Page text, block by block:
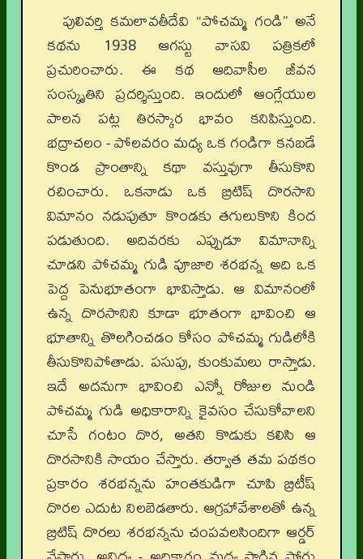
పులివర్తి కమలావతీదేవి “పోచమ్మ గండి” అనే
కథను 1938 ఆగస్టు వాసవి పత్రికలో
ప్రచురించారు. ఈ కథ ఆదివాసీల జీవన
సంస్కృతిని ప్రదర్శిస్తుంది. ఇందులో ఆంగ్లేయుల
పాలన పట్ల తిరస్కార భావం కనిపిస్తుంది.
భద్రాచలం - పోలవరం మధ్య ఒక గండిగా కనబడే
కొండ ప్రాంతాన్ని కథా వస్తువుగా తీసుకొని
రచించారు. ఒకనాడు ఒక బ్రిటిష్ దొరసాని
విమానం నడుపుతూ కొండకు తగులుకొని కింద
పడుతుంది. అదివరకు ఎప్పుడూ విమానాన్ని
చూడని పోచమ్మ గుడి పూజారి శరభన్న అది ఒక
పెద్ద పెనుభూతంగా భావిస్తాడు. ఆ విమానంలో
ఉన్న దొరసానిని కూడా భూతంగా భావించి ఆ
భూతాన్ని తొలగించడం కోసం పోచమ్మ గుడిలోకి
తీసుకొనిపోతాడు. పసుపు, కుంకుమలు రాస్తాడు.
ఇదే అదనుగా భావించి ఎన్నో రోజుల నుండి
పోచమ్మ గుడి అధికారాన్ని కైవసం చేసుకోవాలని
చూసే గంటం దొర, అతని కొడుకు కలిసి ఆ
దొరసానికి సాయం చేస్తారు. తర్వాత తమ పథకం
ప్రకారం శరభన్నను హంతకుడిగా చూపి బ్రిటీష్
దొరల ఎదుట నిలబెడతారు. ఆగ్రహావేశాలతో ఉన్న
బ్రిటిష్ దొరలు శరభన్నను చంపవలసిందిగా ఆర్డర్